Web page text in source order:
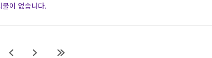
이 없습니다.